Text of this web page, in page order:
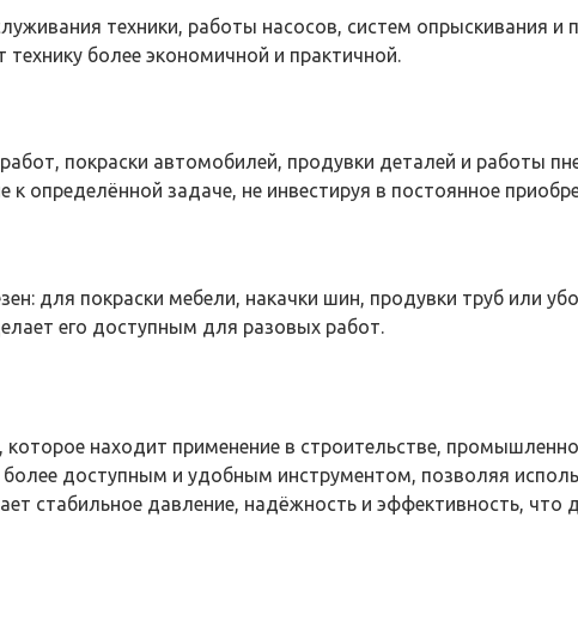
техники, работы насосов, систем опрыскивания и
более экономичной и практичной.
покраски автомобилей, продувки деталей и работы
определённой задаче, не инвестируя в постоянное
для покраски мебели, накачки шин, продувки труб или
его доступным для разовых работ.
находит применение в строительстве,
доступным и удобным инструментом, позволяя
стабильное давление, надёжность и эффективность, что